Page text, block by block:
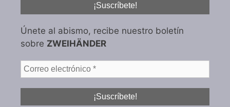
Únete al abismo, recibe nuestro boletín
sobre ZWEIHÄNDER